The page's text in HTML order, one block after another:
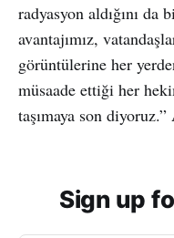
radyasyon aldığını
avantajımız,
görüntülerine her
müsaade ettiği her
taşımaya son
Sign up